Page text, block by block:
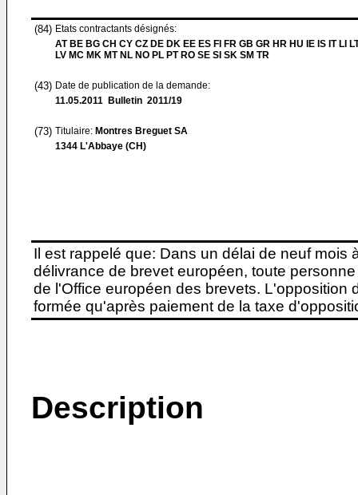
(84) Etats contractants désignés:
AT BE BG CH CY CZ DE DK EE ES FI FR GB GR HR HU IE IS IT LI
LV MC MK MT NL NO PL PT RO SE SI SK SM TR
(43) Date de publication de la demande:
11.05.2011 Bulletin 2011/19
(73) Titulaire: Montres Breguet SA
1344 L'Abbaye (CH)
Il est rappelé que: Dans un délai de neuf
délivrance de brevet européen, toute
de l'Office européen des brevets. L'opposition
formée qu'après paiement de la taxe
Description